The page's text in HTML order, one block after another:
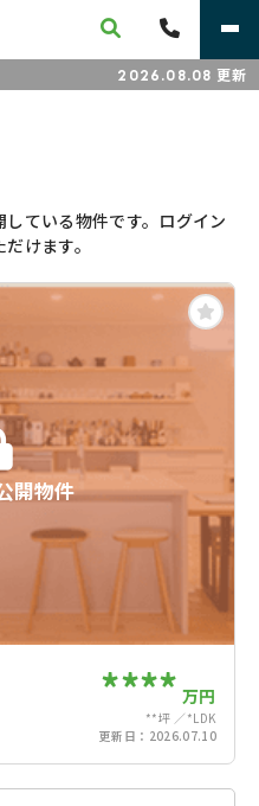
2026.08.08 更新
ている物件です。ログイン
けます。
開物件
**** 万円
**坪
*LDK
更新日： 2026.07.10